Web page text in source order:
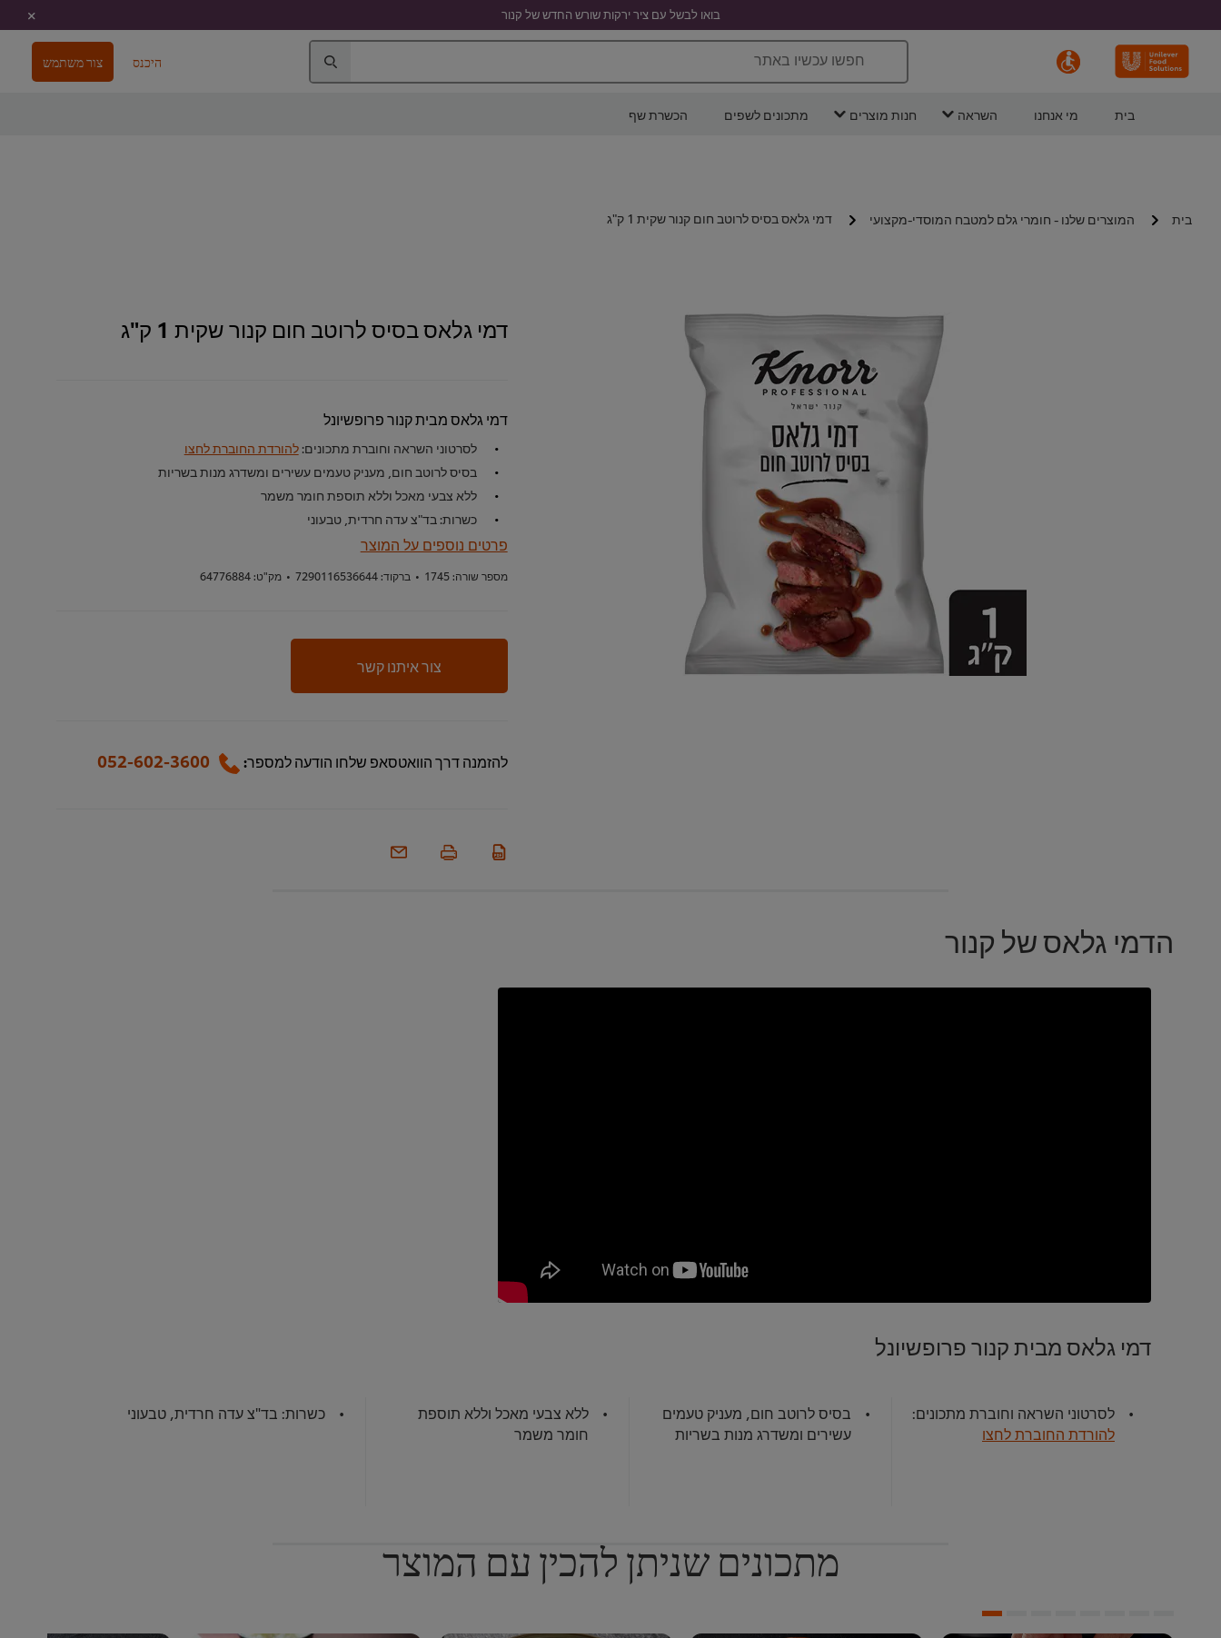
בואו לבשל עם ציר ירקות שורש החדש של קנור
חפשו עכשיו באתר היכנס צור משתמש
בית מי אנחנו השראה חנות מוצרים מתכונים לשפים הכשרת שף
בית המוצרים שלנו - חומרי גלם למטבח המוסדי-מקצועי דמי גלאס בסיס לרוטב חום קנור שקית 1 ק"ג
דמי גלאס בסיס לרוטב חום קנור שקית 1 ק"ג
דמי גלאס מבית קנור פרופשיונל
לסרטוני השראה וחוברת מתכונים:להורדת החוברת לחצו
בסיס לרוטב חום, מעניק טעמים עשירים ומשדרג מנות בשריות
ללא צבעי מאכל וללא תוספת חומר משמר
כשרות: בד"צ עדה חרדית, טבעוני
פרטים נוספים על המוצר
מספר שורה:1745
• ברקוד:7290116536644
• מק"ט:64776884
צור איתנו קשר
להזמנה דרך הוואטסאפ שלחו הודעה למספר: 052-602-3600
הדמי גלאס של קנור
דמי גלאס מבית קנור פרופשיונל
לסרטוני השראה וחוברת מתכונים:
להורדת החוברת לחצו
בסיס לרוטב חום, מעניק טעמים
עשירים ומשדרג מנות בשריות
ללא צבעי מאכל וללא תוספת
חומר משמר
כשרות: בד"צ עדה חרדית, טבעוני
מתכונים שניתן להכין עם המוצר